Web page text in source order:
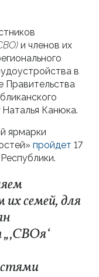
и членов их
в
Канюка.
ярмарки
пройдет 17
семей, для